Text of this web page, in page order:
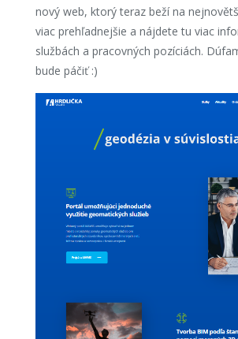
nový web, ktorý teraz beží na
viac prehľadnejšie a nájdete tu viac
službách a pracovných pozíciách.
bude páčiť :)